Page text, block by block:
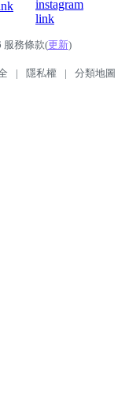
服務條款(更新)
| 隱私權 | 分類地圖